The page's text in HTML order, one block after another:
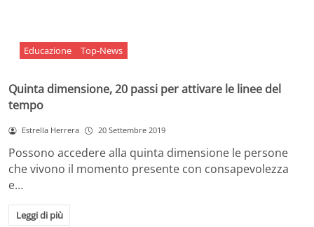
Educazione Top-News
Quinta dimensione, 20 passi per attivare le linee del
tempo
Estrella Herrera 20 Settembre 2019
Possono accedere alla quinta dimensione le persone
che vivono il momento presente con consapevolezza
e…
Leggi di più